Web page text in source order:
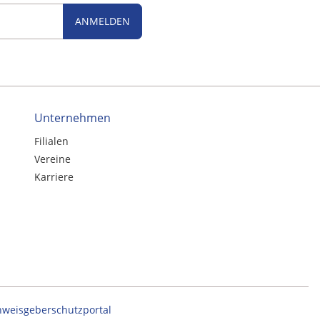
ANMELDEN
Unternehmen
Filialen
Vereine
Karriere